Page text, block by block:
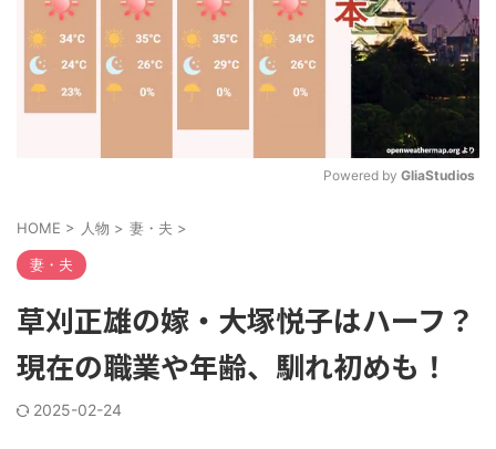
Powered by GliaStudios
HOME > 人物 > 妻・夫 >
妻・夫
草刈正雄の嫁・大塚悦子はハーフ？
現在の職業や年齢、馴れ初めも！
2025-02-24